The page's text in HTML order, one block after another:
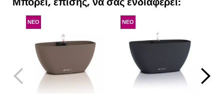
ΝΕΟ ΝΕΟ